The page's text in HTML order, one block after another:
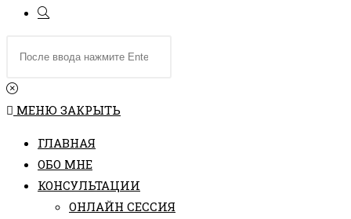
ПЕРЕКЛЮЧИТЬ
ПО
сайте
МЕНЮ ЗАКРЫТЬ
ГЛАВНАЯ
ОБО МНЕ
КОНСУЛЬТАЦИИ
ОНЛАЙН СЕССИЯ